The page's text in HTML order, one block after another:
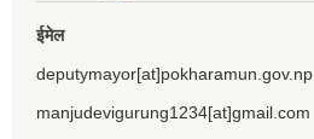
ईमेल
deputymayor[at]pokharamun.gov.np
manjudevigurung1234[at]gmail.com